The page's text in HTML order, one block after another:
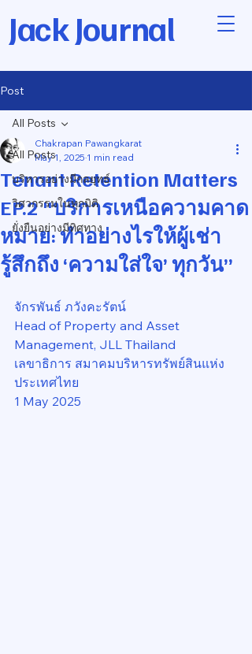
Jack Journal
Post
All Posts
บริหารอย่างมีกลยุทธ์
วิศวกรรมในทุกมิติ
ยั่งยืนอย่างมีทิศทาง
All Posts
Tenant Retention Matters
EP.2 "บริการเหนือความคาด
หมาย: ทำอย่างไรให้ผู้เช่า
รู้สึกถึง ‘ความใส่ใจ’ ทุกวัน”
Chakrapan Pawangkarat
May 1, 2025 1 min read
จักรพันธ์ ภวังคะรัตน์
Head of Property and Asset
Management, JLL Thailand
เลขาธิการ สมาคมบริหารทรัพย์สินแห่ง
ประเทศไทย
1 May 2025